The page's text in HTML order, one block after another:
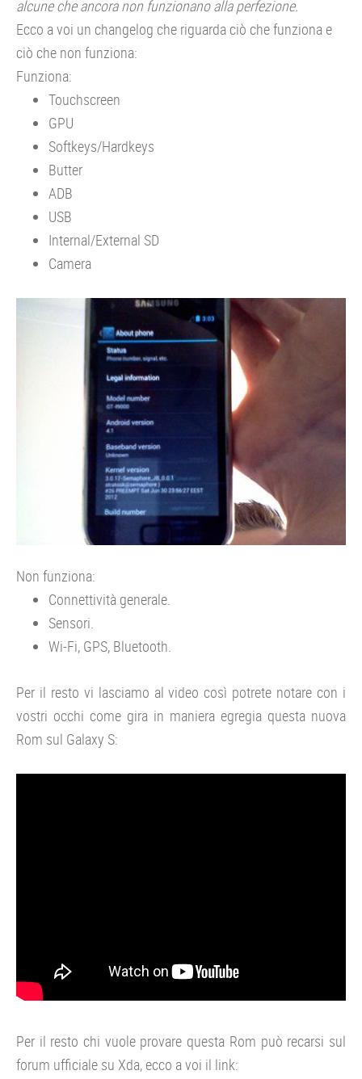
alcune che ancora non funzionano alla perfezione.
Ecco a voi un changelog che riguarda ciò che funziona e
ciò che non funziona:
Funziona:
Touchscreen
GPU
Softkeys/Hardkeys
Butter
ADB
USB
Internal/External SD
Camera
Non funziona:
Connettività generale.
Sensori.
Wi-Fi, GPS, Bluetooth.
Per il resto vi lasciamo al video così potrete notare con i
vostri occhi come gira in maniera egregia questa nuova
Rom sul Galaxy S:
Per il resto chi vuole provare questa Rom può recarsi sul
forum ufficiale su Xda, ecco a voi il link: